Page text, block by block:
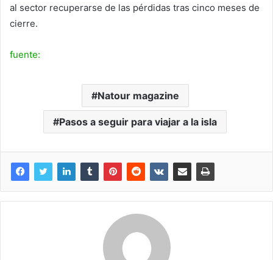
al sector recuperarse de las pérdidas tras cinco meses de
cierre.
fuente:
Natour magazine
Pasos a seguir para viajar a la isla